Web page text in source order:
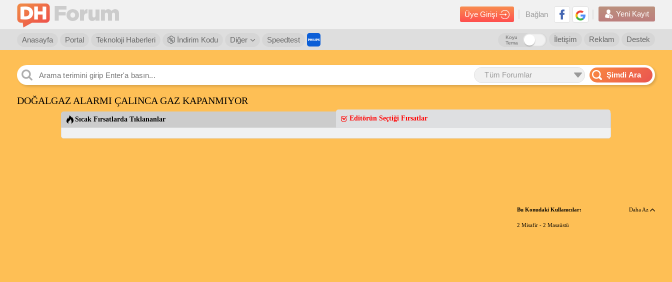
Üye Girişi Bağlan Yeni Kayıt
Anasayfa Portal Teknoloji Haberleri İndirim Kodu Diğer Speedtest Destek
Reklam
İletişim
Koyu
Tema
Tüm Forumlar Şimdi Ara
DOĞALGAZ ALARMI ÇALINCA GAZ KAPANMIYOR
Sıcak Fırsatlarda Tıklananlar Editörün Seçtiği Fırsatlar
Bu Konudaki Kullanıcılar: Daha Az
2 Misafir - 2 Masaüstü